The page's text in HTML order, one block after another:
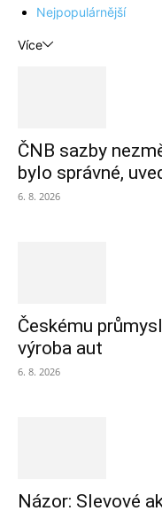
Nejpopulárnější
Více
ČNB sazby
bylo správné,
6. 8. 2026
Českému
výroba aut
6. 8. 2026
Názor: Slevové